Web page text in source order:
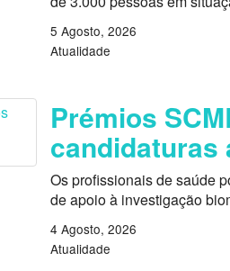
5 Agosto, 2026
Atualidade
Prémios
candidaturas
Os profissionais de saúde
de apoio à investigação
4 Agosto, 2026
Atualidade